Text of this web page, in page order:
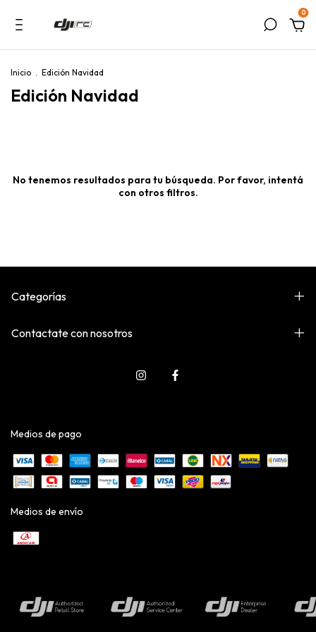
0
Inicio . Edición Navidad
Edición Navidad
No tenemos resultados para tu búsqueda. Por favor, intentá
con otros filtros.
Categorías
Contactate con nosotros
Medios de pago
Medios de envío